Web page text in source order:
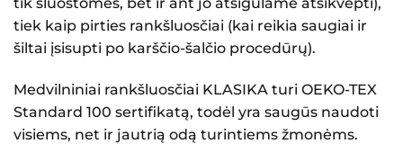
tiek kaip pirties rankšluosčiai (kai reikia saugiai ir
šiltai įsisupti po karščio-šalčio procedūrų).
Medvilniniai rankšluosčiai KLASIKA turi OEKO-TEX
Standard 100 sertifikatą, todėl yra saugūs naudoti
visiems, net ir jautrią odą turintiems žmonėms.